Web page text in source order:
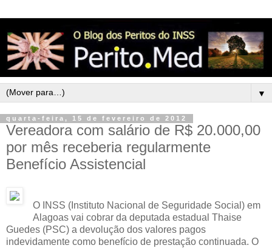
▼
quarta-feira, 15 de fevereiro de 2012
Vereadora com salário de R$ 20.000,00
por mês receberia regularmente
Benefício Assistencial
O INSS (Instituto Nacional de Seguridade Social) em
Alagoas vai cobrar da deputada estadual Thaise
Guedes (PSC) a devolução dos valores pagos
indevidamente como benefício de prestação continuada. O